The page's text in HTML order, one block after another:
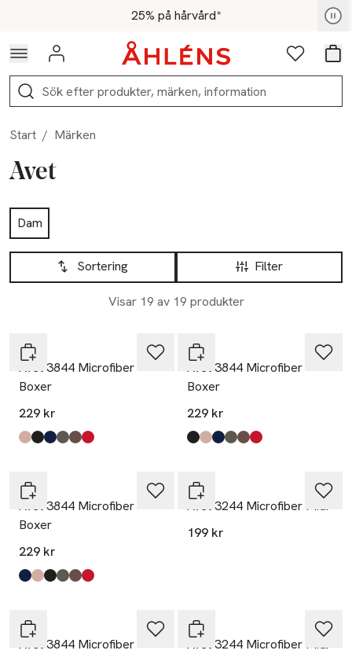
Hoppa till navigationsmenyn25% på hårvård*
För medlemmar - Shoppa nu
Logga in Favoriter
Sök
Start / Märken
Avet
Hoppa till produktsidan
Dam
Hoppa till produktsidan
Filter
Sortering
Visar 19 av 19 produkter
Lista över produkter
Avet
Avet 3844 Microfiber
Boxer
229 kr
Produkten finns i färgerna:
Sand,
Black,
Navy,
Kaki,
Ceniza,
Red,
Avet
Avet 3844 Microfiber
Boxer
229 kr
Produkten finns i färgerna:
Black,
Sand,
Navy,
Kaki,
Ceniza,
Red,
Avet
Avet 3844 Microfiber
Boxer
229 kr
Produkten finns i färgerna:
Navy,
Sand,
Black,
Kaki,
Ceniza,
Red,
Avet
Avet 3244 Microfiber Midi
199 kr
Avet
Avet 3844 Microfiber
Avet
Avet 3244 Microfiber Midi